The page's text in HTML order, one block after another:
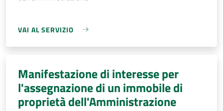
VAI AL SERVIZIO
Manifestazione di interesse per
l'assegnazione di un immobile di
proprietà dell'Amministrazione